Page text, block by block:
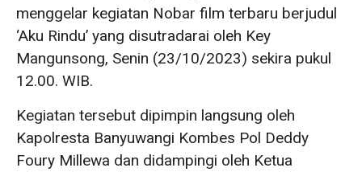
menggelar kegiatan Nobar film terbaru berjudul
‘Aku Rindu’ yang disutradarai oleh Key
Mangunsong, Senin (23/10/2023) sekira pukul
12.00. WIB.
Kegiatan tersebut dipimpin langsung oleh
Kapolresta Banyuwangi Kombes Pol Deddy
Foury Millewa dan didampingi oleh Ketua